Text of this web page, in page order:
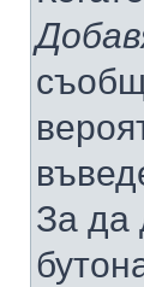
За да